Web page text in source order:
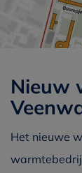
Nieuw
Het nieuwe